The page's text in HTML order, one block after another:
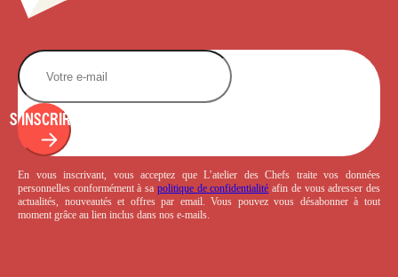
S'INSCRIRE
En vous inscrivant, vous acceptez que L’atelier des Chefs traite vos données
personnelles conformément à sa politique de confidentialité afin de vous adresser des
actualités, nouveautés et offres par email. Vous pouvez vous désabonner à tout
moment grâce au lien inclus dans nos e-mails.